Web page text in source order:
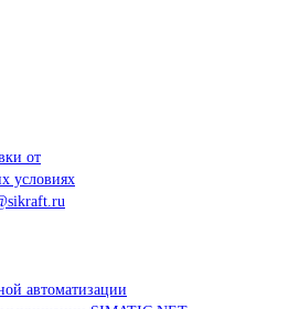
автоматизации